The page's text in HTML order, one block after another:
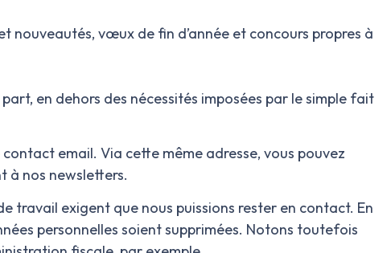
nouveautés, vœux de fin d’année et concours propres à
en dehors des nécessités imposées par le simple fait
contact email. Via cette même adresse, vous pouvez
à nos newsletters.
travail exigent que nous puissions rester en contact. En
personnelles soient supprimées. Notons toutefois